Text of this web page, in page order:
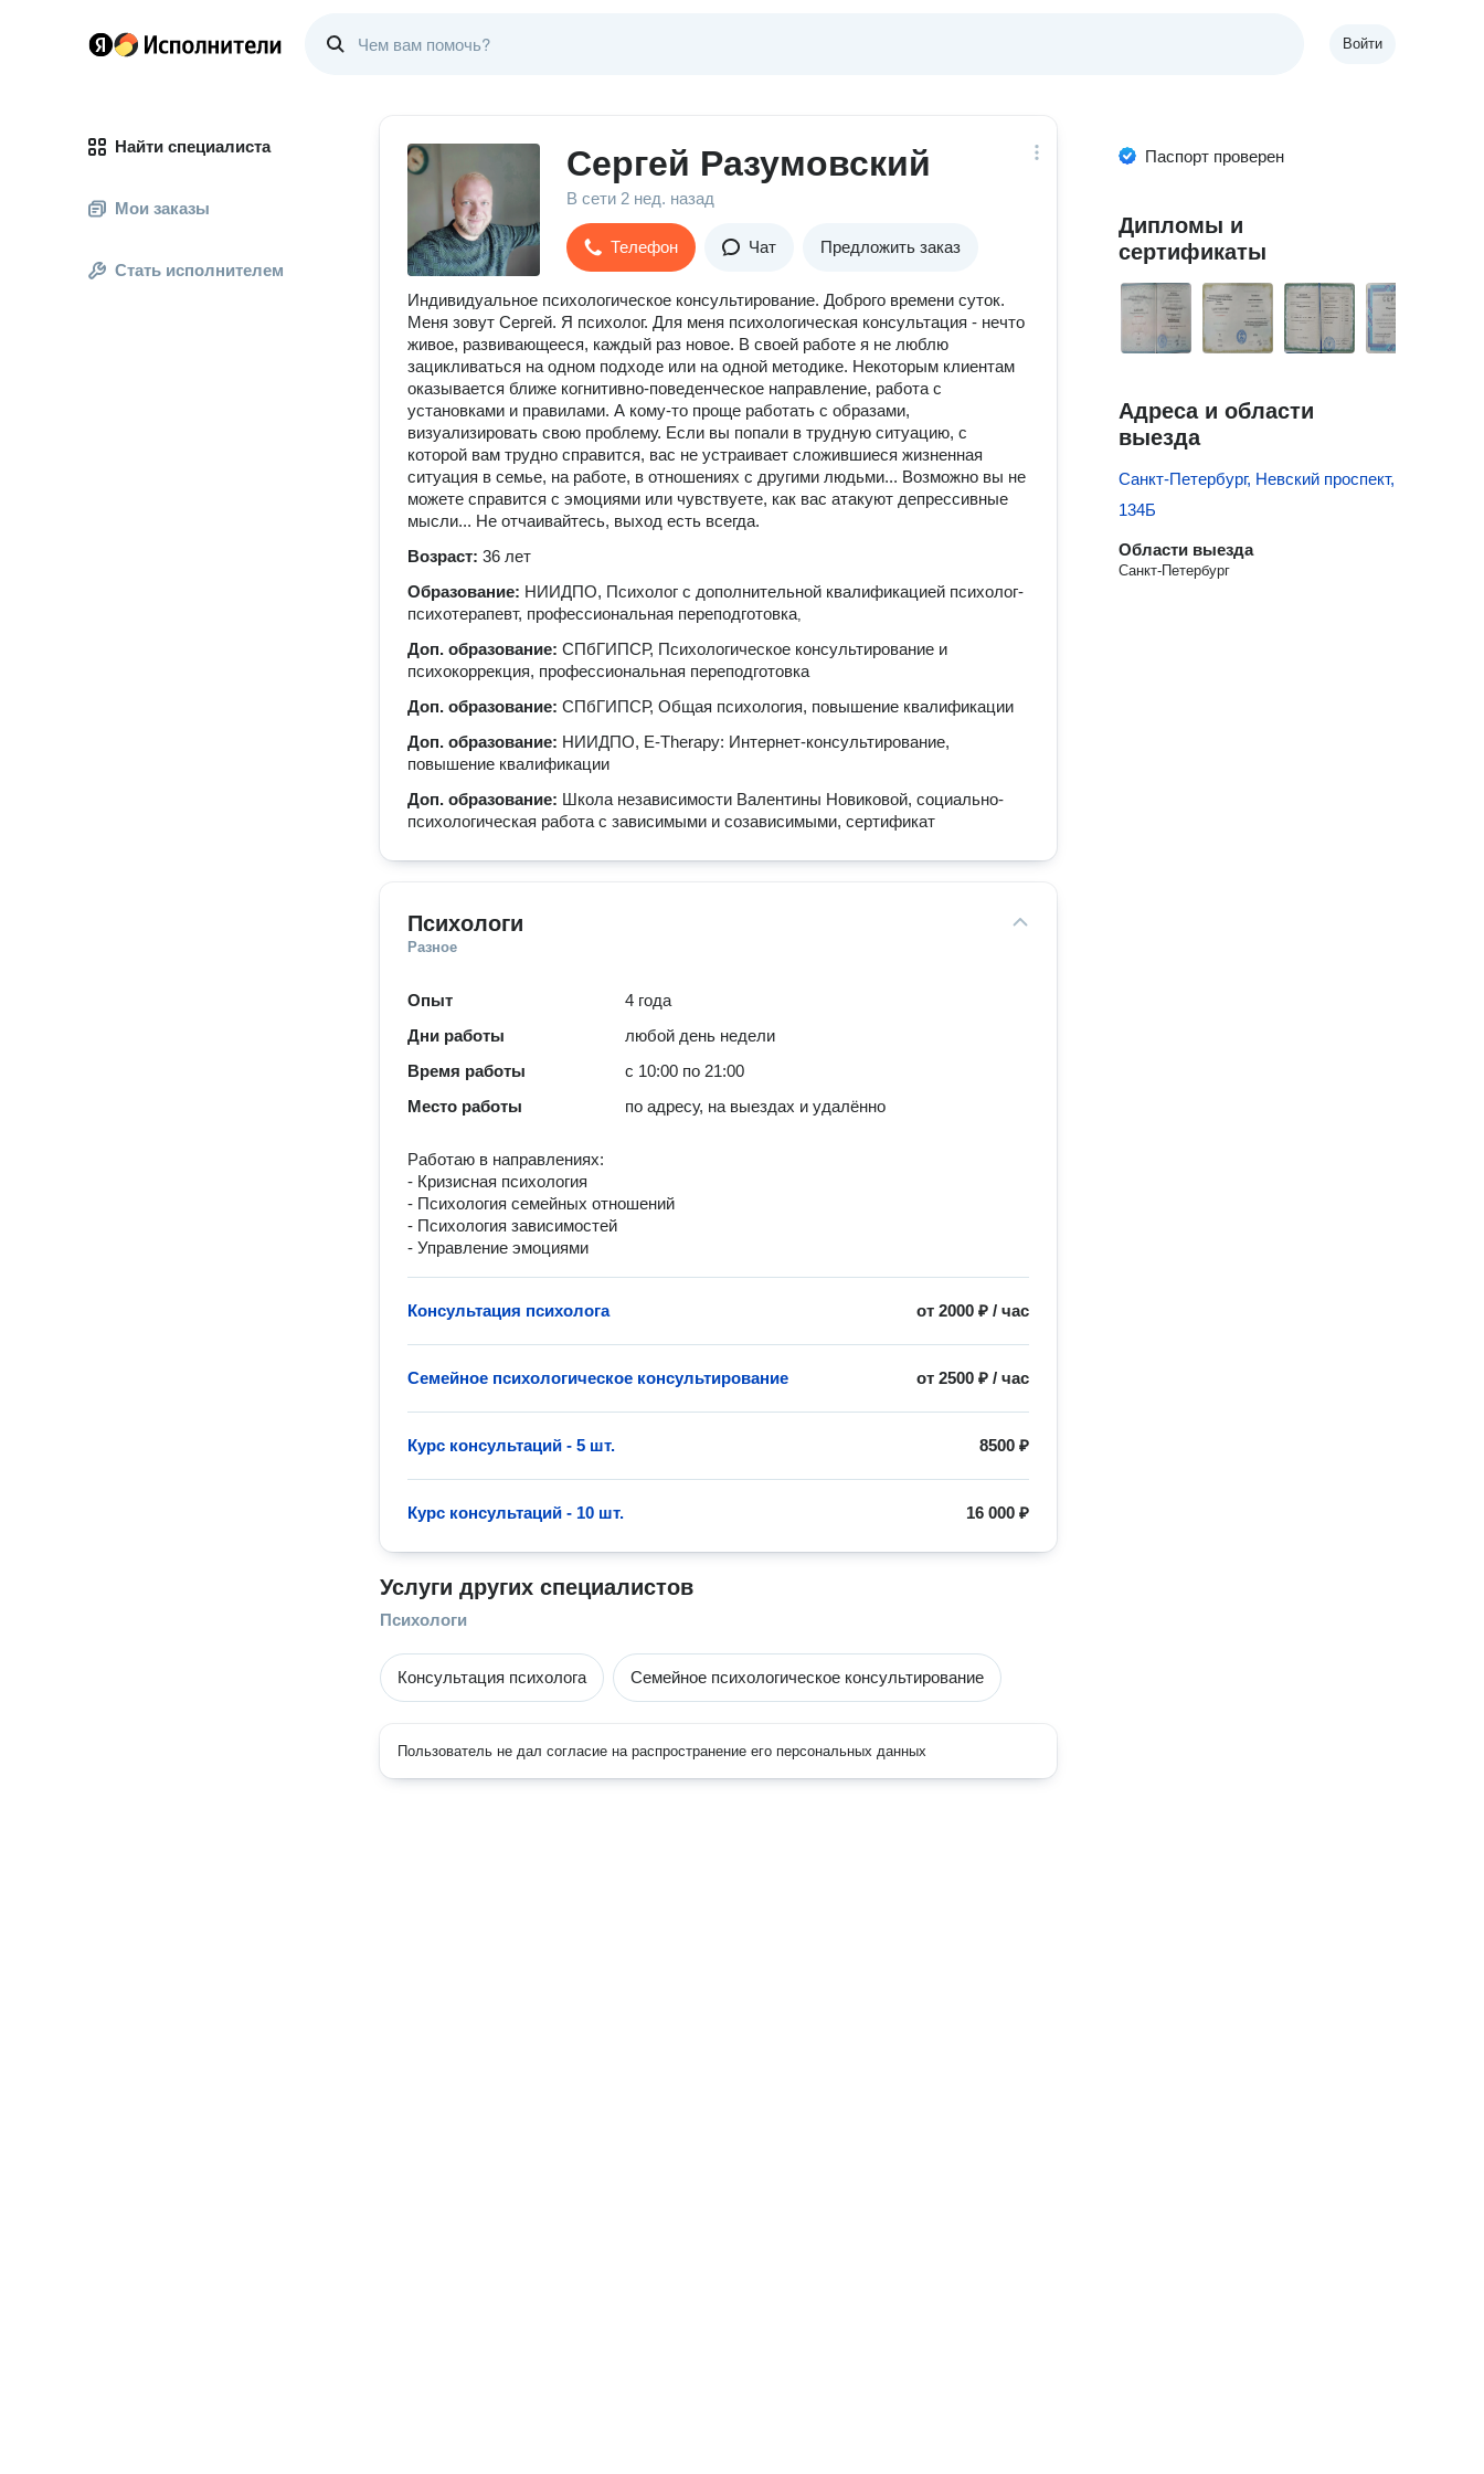
Войти
Найти специалиста
Мои заказы
Стать исполнителем
Сергей Разумовский
В сети 2 нед. назад
Телефон Чат Предложить заказ
Индивидуальное психологическое консультирование. Доброго времени суток.
Меня зовут Сергей. Я психолог. Для меня психологическая консультация - нечто
живое, развивающееся, каждый раз новое. В своей работе я не люблю
зацикливаться на одном подходе или на одной методике. Некоторым клиентам
оказывается ближе когнитивно-поведенческое направление, работа с
установками и правилами. А кому-то проще работать с образами,
визуализировать свою проблему. Если вы попали в трудную ситуацию, с
которой вам трудно справится, вас не устраивает сложившиеся жизненная
ситуация в семье, на работе, в отношениях с другими людьми... Возможно вы не
можете справится с эмоциями или чувствуете, как вас атакуют депрессивные
мысли... Не отчаивайтесь, выход есть всегда.
Возраст: 36 лет
Образование: НИИДПО, Психолог с дополнительной квалификацией психолог-
психотерапевт, профессиональная переподготовка,
Доп. образование: СПбГИПСР, Психологическое консультирование и
психокоррекция, профессиональная переподготовка
Доп. образование: СПбГИПСР, Общая психология, повышение квалификации
Доп. образование: НИИДПО, E-Therapy: Интернет-консультирование,
повышение квалификации
Доп. образование: Школа независимости Валентины Новиковой, социально-
психологическая работа с зависимыми и созависимыми, сертификат
Психологи
Разное
Опыт
4 года
Дни работы
любой день недели
Время работы
с 10:00 по 21:00
Место работы
по адресу, на выездах и удалённо
Работаю в направлениях:
- Кризисная психология
- Психология семейных отношений
- Психология зависимостей
- Управление эмоциями
от2000 ₽ /час
Консультация психолога
от2500 ₽ /час
Семейное психологическое консультирование
8500 ₽
Курс консультаций - 5 шт.
16 000 ₽
Курс консультаций - 10 шт.
Услуги других специалистов
Психологи
Консультация психолога Семейное психологическое консультирование
Пользователь не дал согласие на распространение его персональных данных
Паспорт проверен
Дипломы и
сертификаты
Адреса и области
выезда
Санкт-Петербург, Невский проспект,
134Б
Области выезда
Санкт-Петербург